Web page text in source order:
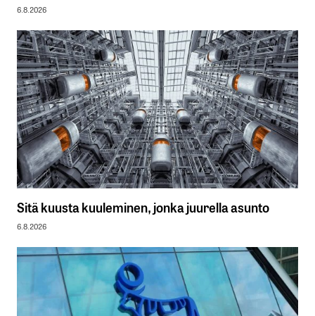
6.8.2026
Sitä kuusta kuuleminen, jonka juurella asunto
6.8.2026